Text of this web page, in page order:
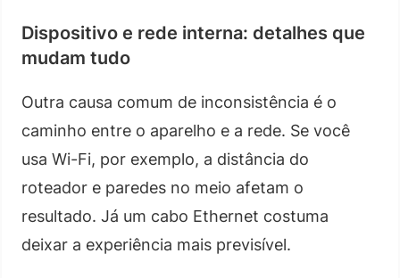
Dispositivo e rede interna: detalhes que
mudam tudo
Outra causa comum de inconsistência é o
caminho entre o aparelho e a rede. Se você
usa Wi-Fi, por exemplo, a distância do
roteador e paredes no meio afetam o
resultado. Já um cabo Ethernet costuma
deixar a experiência mais previsível.